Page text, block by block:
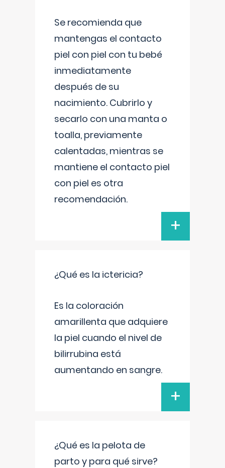
Se recomienda que
mantengas el contacto
piel con piel con tu bebé
inmediatamente
después de su
nacimiento. Cubrirlo y
secarlo con una manta o
toalla, previamente
calentadas, mientras se
mantiene el contacto piel
con piel es otra
recomendación.
+
¿Qué es la ictericia?
Es la coloración
amarillenta que adquiere
la piel cuando el nivel de
bilirrubina está
aumentando en sangre.
+
¿Qué es la pelota de
parto y para qué sirve?